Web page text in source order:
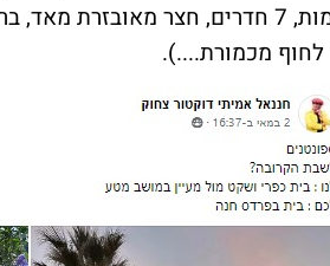
קומות, 7 חדרים, חצר מאובזרת
מכמורת....).